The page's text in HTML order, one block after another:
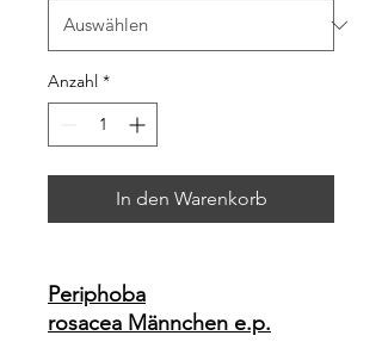
Anzahl *
In den Warenkorb
Periphoba
rosacea Männchen e.p.